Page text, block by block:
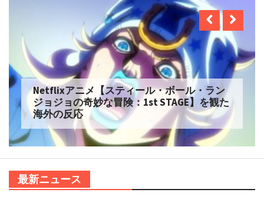
Netflixアニメ【スティール・ボール・ラン
ジョジョの奇妙な冒険：1st STAGE】を観た
海外の反応
最新ニュース